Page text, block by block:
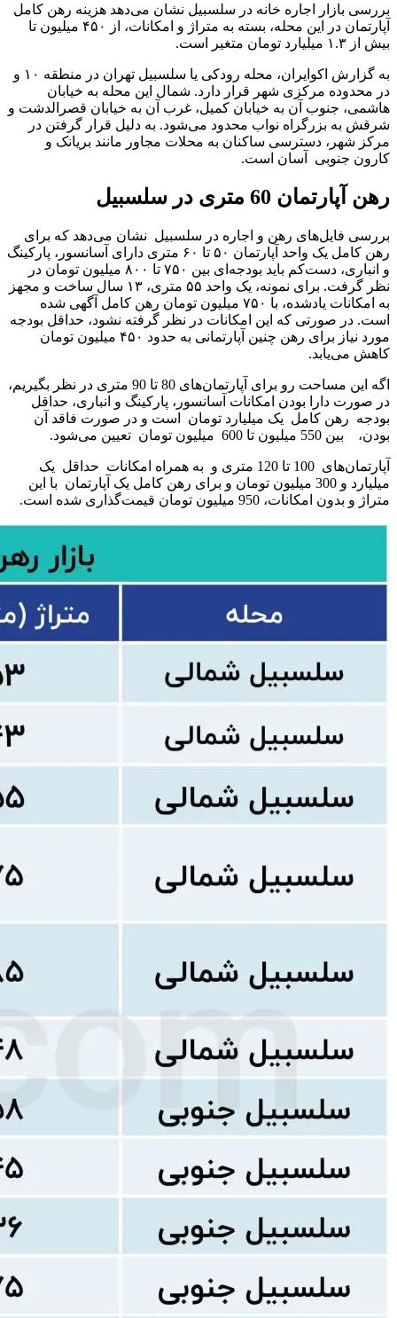
بررسی‌ بازار اجاره خانه در سلسبیل نشان می‌دهد هزینه رهن کامل
آپارتمان در این محله، بسته به متراژ و امکانات، از ۴۵۰ میلیون تا
بیش از ۱.۳ میلیارد تومان متغیر است.
به گزارش اکوایران، محله رودکی یا سلسبیل تهران در منطقه ۱۰ و
در محدوده مرکزی شهر قرار دارد. شمال این محله به خیابان
هاشمی، جنوب آن به خیابان کمیل، غرب آن به خیابان قصرالدشت و
شرقش به بزرگراه نواب محدود می‌شود. به دلیل قرار گرفتن در
مرکز شهر، دسترسی ساکنان به محلات مجاور مانند بریانک و
کارون جنوبی آسان است.
رهن آپارتمان 60 متری در سلسبیل
بررسی فایل‌های رهن و اجاره در سلسبیل نشان می‌دهد که برای
رهن کامل یک واحد آپارتمان ۵۰ تا ۶۰ متری دارای آسانسور، پارکینگ
و انباری، دست‌کم باید بودجه‌ای بین ۷۵۰ تا ۸۰۰ میلیون تومان در
نظر گرفت. برای نمونه، یک واحد ۵۵ متری، ۱۳ سال ساخت و مجهز
به امکانات یادشده، با ۷۵۰ میلیون تومان رهن کامل آگهی شده
است. در صورتی که این امکانات در نظر گرفته نشود، حداقل بودجه
مورد نیاز برای رهن چنین آپارتمانی به حدود ۴۵۰ میلیون تومان
کاهش می‌یابد.
اگه این مساحت رو برای آپارتمان‌های 80 تا 90 متری در نظر بگیریم،
در صورت دارا بودن امکانات آسانسور، پارکینگ و انباری، حداقل
بودجه رهن کامل یک میلیارد تومان است و در صورت فاقد آن
بودن، بین 550 میلیون تا 600 میلیون تومان تعیین می‌شود.
آپارتمان‌های 100 تا 120 متری و به همراه امکانات حداقل یک
میلیارد و 300 میلیون تومان و برای رهن کامل یک آپارتمان با این
متراژ و بدون امکانات، 950 میلیون تومان قیمت‌گذاری شده است.